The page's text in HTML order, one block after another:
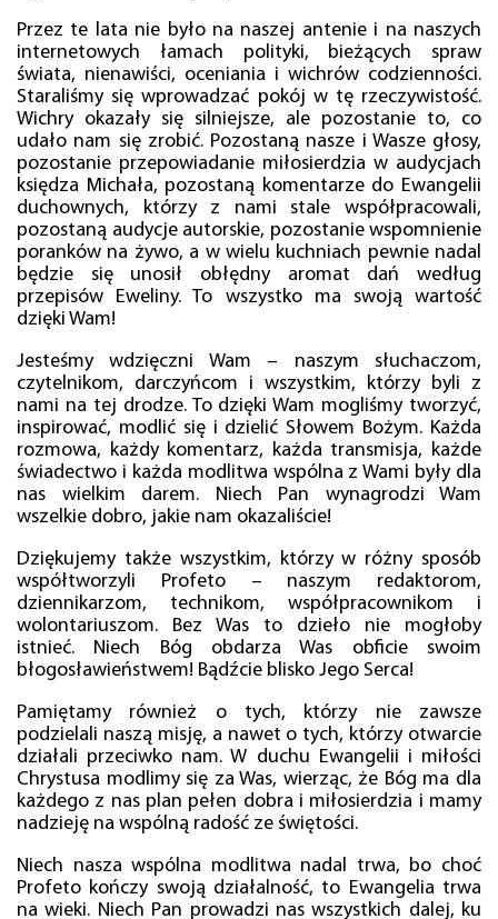
Przez te lata nie było na naszej antenie i na naszych
internetowych łamach polityki, bieżących spraw
świata, nienawiści, oceniania i wichrów codzienności.
Staraliśmy się wprowadzać pokój w tę rzeczywistość.
Wichry okazały się silniejsze, ale pozostanie to, co
udało nam się zrobić. Pozostaną nasze i Wasze głosy,
pozostanie przepowiadanie miłosierdzia w audycjach
księdza Michała, pozostaną komentarze do Ewangelii
duchownych, którzy z nami stale współpracowali,
pozostaną audycje autorskie, pozostanie wspomnienie
poranków na żywo, a w wielu kuchniach pewnie nadal
będzie się unosił obłędny aromat dań według
przepisów Eweliny. To wszystko ma swoją wartość
dzięki Wam!
Jesteśmy wdzięczni Wam – naszym słuchaczom,
czytelnikom, darczyńcom i wszystkim, którzy byli z
nami na tej drodze. To dzięki Wam mogliśmy tworzyć,
inspirować, modlić się i dzielić Słowem Bożym. Każda
rozmowa, każdy komentarz, każda transmisja, każde
świadectwo i każda modlitwa wspólna z Wami były dla
nas wielkim darem. Niech Pan wynagrodzi Wam
wszelkie dobro, jakie nam okazaliście!
Dziękujemy także wszystkim, którzy w różny sposób
współtworzyli Profeto – naszym redaktorom,
dziennikarzom, technikom, współpracownikom i
wolontariuszom. Bez Was to dzieło nie mogłoby
istnieć. Niech Bóg obdarza Was obficie swoim
błogosławieństwem! Bądźcie blisko Jego Serca!
Pamiętamy również o tych, którzy nie zawsze
podzielali naszą misję, a nawet o tych, którzy otwarcie
działali przeciwko nam. W duchu Ewangelii i miłości
Chrystusa modlimy się za Was, wierząc, że Bóg ma dla
każdego z nas plan pełen dobra i miłosierdzia i mamy
nadzieję na wspólną radość ze świętości.
Niech nasza wspólna modlitwa nadal trwa, bo choć
Profeto kończy swoją działalność, to Ewangelia trwa
na wieki. Niech Pan prowadzi nas wszystkich dalej, ku